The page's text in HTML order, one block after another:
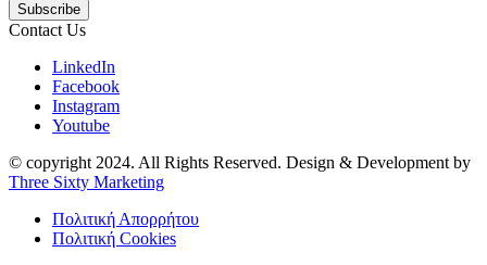
Subscribe
Contact Us
LinkedIn
Facebook
Instagram
Youtube
© copyright 2024. All Rights Reserved. Design & Development by
Three Sixty Marketing
Πολιτική Απορρήτου
Πολιτική Cookies